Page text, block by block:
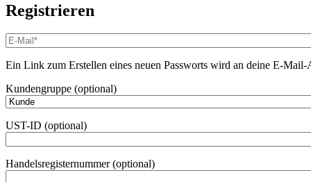
Registrieren
E-
Mail-
Adresse*
Ein Link zum Erstellen eines neuen Passworts wird an deine E-Mail-
Kundengruppe (optional)
UST-ID (optional)
Handelsregisternummer(optional)